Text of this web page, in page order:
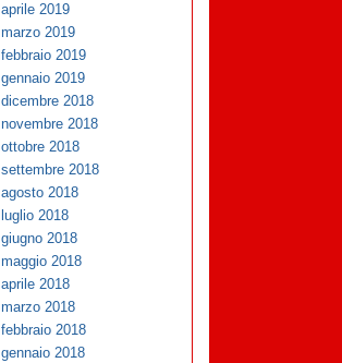
aprile 2019
marzo 2019
febbraio 2019
gennaio 2019
dicembre 2018
novembre 2018
ottobre 2018
settembre 2018
agosto 2018
luglio 2018
giugno 2018
maggio 2018
aprile 2018
marzo 2018
febbraio 2018
gennaio 2018